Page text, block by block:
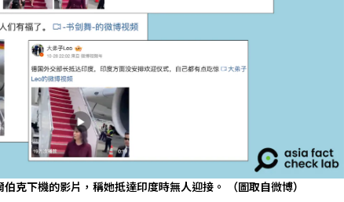
克下機的影片，稱她抵達印度時無人迎接。 （圖取自微博）